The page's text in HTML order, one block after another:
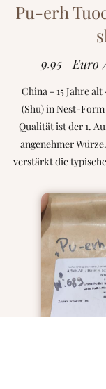
Pu-erh
9.95 Euro
China - 15 Jahre
(Shu) in Nest-
Qualität ist der 1.
angenehmer
verstärkt die